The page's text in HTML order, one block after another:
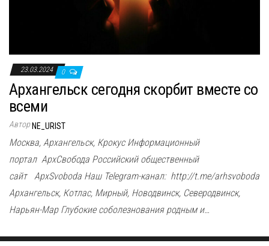
23.03.2024 0
Архангельск сегодня скорбит вместе со
всеми
Автор NE_URIST
Москва, Архангельск, Крокус Информационный
портал АрхСвобода Российский общественный
сайт ApxSvoboda Наш Telegram-канал: http://t.me/arhsvoboda
Архангельск, Котлас, Мирный, Новодвинск, Северодвинск,
Нарьян-Мар Глубокие соболезнования родным и…